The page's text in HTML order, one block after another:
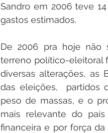
Sandro em 2006 teve
gastos estimados.
De 2006 pra hoje não
terreno político-eleitoral
diversas alterações, as
das eleições,  partidos
peso de massas, e o
mais relevante do país
financeira e por força